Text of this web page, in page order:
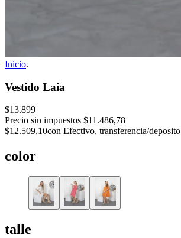
Inicio.
Vestido Laia
$13.899
Precio sin impuestos $11.486,78
$12.509,10con Efectivo, transferencia/deposito
color
talle